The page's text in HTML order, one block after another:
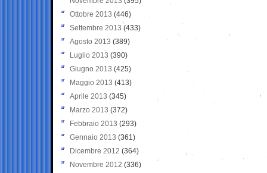
Ottobre 2013 (446)
Settembre 2013 (433)
Agosto 2013 (389)
Luglio 2013 (390)
Giugno 2013 (425)
Maggio 2013 (413)
Aprile 2013 (345)
Marzo 2013 (372)
Febbraio 2013 (293)
Gennaio 2013 (361)
Dicembre 2012 (364)
Novembre 2012 (336)